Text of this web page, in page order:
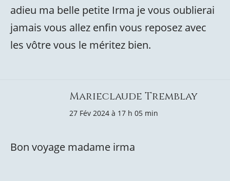
adieu ma belle petite Irma je vous oublierai
jamais vous allez enfin vous reposez avec
les vôtre vous le méritez bien.
Marieclaude Tremblay
27 Fév 2024 à 17 h 05 min
Bon voyage madame irma